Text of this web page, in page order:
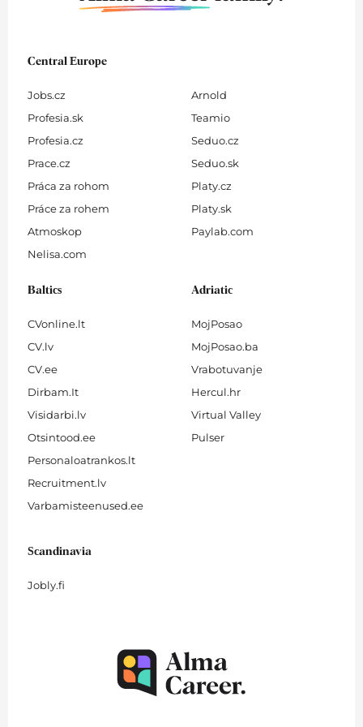
Central Europe
Jobs.cz
Profesia.sk
Profesia.cz
Prace.cz
Práca za rohom
Práce za rohem
Atmoskop
Nelisa.com
Arnold
Teamio
Seduo.cz
Seduo.sk
Platy.cz
Platy.sk
Paylab.com
Baltics
CVonline.lt
CV.lv
CV.ee
Dirbam.It
Visidarbi.lv
Otsintood.ee
Personaloatrankos.lt
Recruitment.lv
Varbamisteenused.ee
Adriatic
MojPosao
MojPosao.ba
Vrabotuvanje
Hercul.hr
Virtual Valley
Pulser
Scandinavia
Jobly.fi